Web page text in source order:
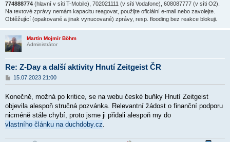
774888774 (hlavní v síti T-Mobile), 702021111 (v síti Vodafone), 608087777 (v síti O2).
Na textové zprávy nemám kapacitu reagovat, použijte oficiální e-mail nebo zavolejte.
Obtěžující (opakované a jinak vynucované) zprávy, resp. flooding bez reakce blokuji.
Martin Mojmír Böhm
Administrátor
Re: Z-Day a další aktivity Hnutí Zeitgeist ČR
P
ř
s
p
ě
v
e
15.07.2023 21:00
Konečně, možná po kritice, se na webu české buňky Hnutí Zeitgeist
objevila alespoň stručná pozvánka. Relevantní žádost o finanční podporu
nicméně stále chybí, proto jsme ji přidali alespoň my do
vlastního článku na duchdoby.cz